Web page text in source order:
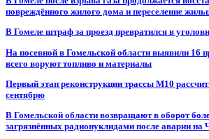
повреждённого жилого дома и переселение
В Гомеле штраф за проезд превратился в
На посевной в Гомельской области выявили 16
всего воруют топливо и материалы
Первый этап реконструкции трассы М10
сентябрю
В Гомельской области возвращают в оборот
загрязнённых радионуклидами после аварии